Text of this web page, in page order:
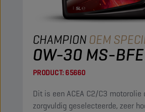
CHAMPIONOEM
0W-30 MS-BFE
PRODUCT: 65660
Dit is een ACEA C2/C3 motorolie
zorgvuldig geselecteerde, zeer